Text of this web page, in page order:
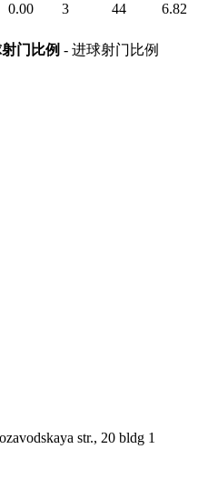
0.00 3 44
6.82
门比例 - 进球射门比例
str., 20 bldg 1